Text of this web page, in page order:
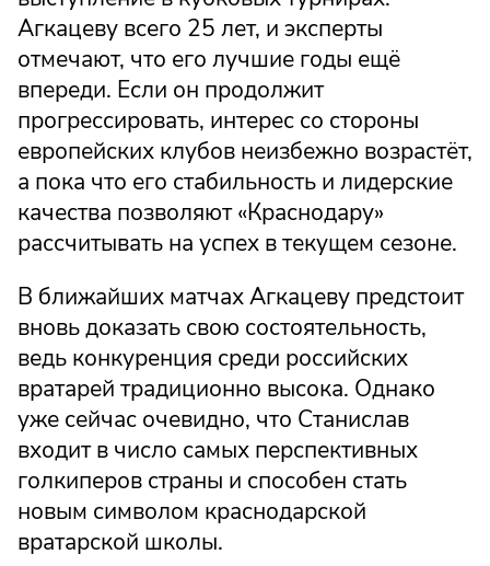
Агкацеву всего 25 лет, и эксперты
отмечают, что его лучшие годы ещё
впереди. Если он продолжит
прогрессировать, интерес со стороны
европейских клубов неизбежно возрастёт,
а пока что его стабильность и лидерские
качества позволяют «Краснодару»
рассчитывать на успех в текущем сезоне.
В ближайших матчах Агкацеву предстоит
вновь доказать свою состоятельность,
ведь конкуренция среди российских
вратарей традиционно высока. Однако
уже сейчас очевидно, что Станислав
входит в число самых перспективных
голкиперов страны и способен стать
новым символом краснодарской
вратарской школы.